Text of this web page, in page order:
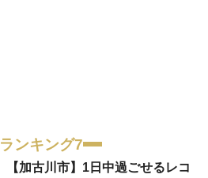
ランキング7
【加古川市】1日中過ごせるレコ